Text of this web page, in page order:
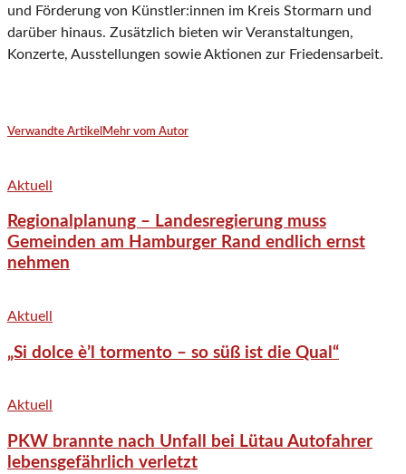
und Förderung von Künstler:innen im Kreis Stormarn und
darüber hinaus. Zusätzlich bieten wir Veranstaltungen,
Konzerte, Ausstellungen sowie Aktionen zur Friedensarbeit.
Verwandte Artikel Mehr vom Autor
Aktuell
Regionalplanung – Landesregierung muss
Gemeinden am Hamburger Rand endlich ernst
nehmen
Aktuell
„Si dolce è’l tormento – so süß ist die Qual“
Aktuell
PKW brannte nach Unfall bei Lütau Autofahrer
lebensgefährlich verletzt